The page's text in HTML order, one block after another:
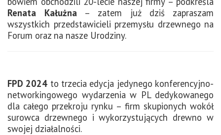
Renata Kałużna – zatem już dziś zapraszam
wszystkich przedstawicieli przemysłu drzewnego na
Forum oraz na nasze Urodziny.
FPD 2024 to trzecia edycja jedynego konferencyjno-
networkingowego wydarzenia w PL dedykowanego
dla całego przekroju rynku – firm skupionych wokół
surowca drzewnego i wykorzystujących drewno w
swojej działalności.